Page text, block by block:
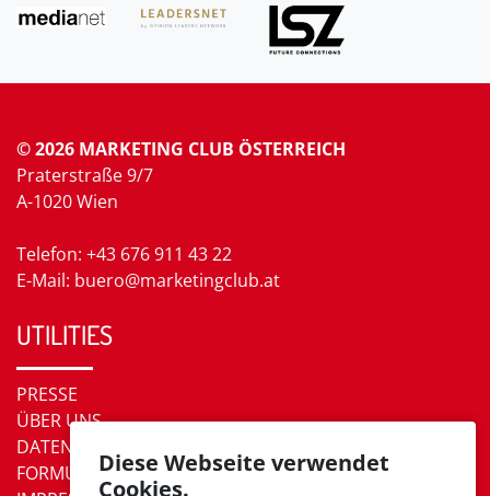
Diese Webseite verwendet
Cookies.
© 2026 MARKETING CLUB ÖSTERREICH
Praterstraße 9/7
A-1020 Wien
Telefon: +43 676 911 43 22
E-Mail: buero@marketingclub.at
UTILITIES
PRESSE
ÜBER UNS
DATENSCHUTZ
FORMULARE